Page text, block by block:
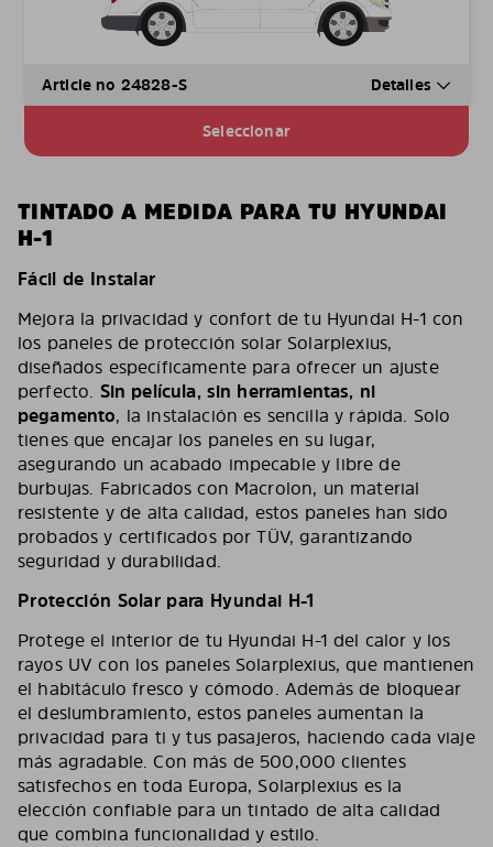
Article no 24828-S Detalles
Seleccionar
TINTADO A MEDIDA PARA TU HYUNDAI
H-1
Fácil de Instalar
Mejora la privacidad y confort de tu Hyundai H-1 con
los paneles de protección solar Solarplexius,
diseñados específicamente para ofrecer un ajuste
perfecto. Sin película, sin herramientas, ni
pegamento, la instalación es sencilla y rápida. Solo
tienes que encajar los paneles en su lugar,
asegurando un acabado impecable y libre de
burbujas. Fabricados con Macrolon, un material
resistente y de alta calidad, estos paneles han sido
probados y certificados por TÜV, garantizando
seguridad y durabilidad.
Protección Solar para Hyundai H-1
Protege el interior de tu Hyundai H-1 del calor y los
rayos UV con los paneles Solarplexius, que mantienen
el habitáculo fresco y cómodo. Además de bloquear
el deslumbramiento, estos paneles aumentan la
privacidad para ti y tus pasajeros, haciendo cada viaje
más agradable. Con más de 500,000 clientes
satisfechos en toda Europa, Solarplexius es la
elección confiable para un tintado de alta calidad
que combina funcionalidad y estilo.